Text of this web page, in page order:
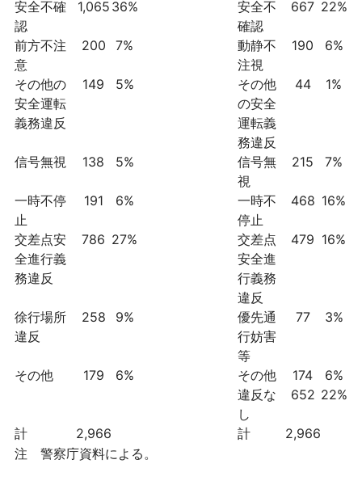
安全不確
認
1,065 36%
安全不
確認
667 22%
前方不注
意
200 7%
動静不
注視
190 6%
その他の
安全運転
義務違反
149 5%
その他
の安全
運転義
務違反
44 1%
信号無視 138 5%
信号無
視
215 7%
一時不停
止
191 6%
一時不
停止
468 16%
交差点安
全進行義
務違反
786 27%
交差点
安全進
行義務
違反
479 16%
徐行場所
違反
258 9%
優先通
行妨害
等
77 3%
その他 179 6% その他 174
6%
違反な
し
652 22%
計 2,966 計
2,966
注 警察庁資料による。